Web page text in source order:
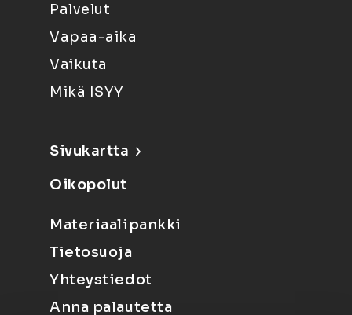
Palvelut
Vapaa-aika
Vaikuta
Mikä ISYY
Sivukartta
Oikopolut
Materiaalipankki
Tietosuoja
Yhteystiedot
Anna palautetta